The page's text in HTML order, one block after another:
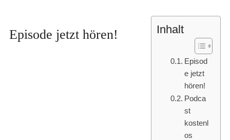
Inhalt
Episod
e jetzt
hören!
Podca
st
kostenl
os
Episode jetzt hören!